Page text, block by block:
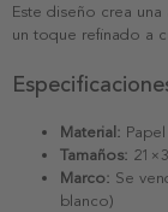
Este diseño crea
un toque refinado a
Material:
Tamaños:
Marco: Se
blanco)